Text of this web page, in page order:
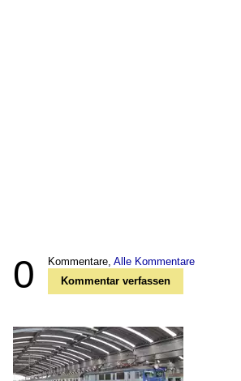
0 Kommentare, Alle Kommentare
Kommentar verfassen